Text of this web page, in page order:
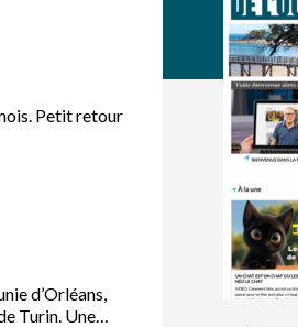
Petit retour
d’Orléans,
Turin. Une